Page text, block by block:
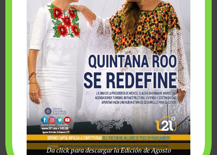
Fairmont Mayakoba y Make-A-Wish México unieron
esfuerzos para hacer realidad el deseo de una …
Da click para descargar la Edición de Agosto